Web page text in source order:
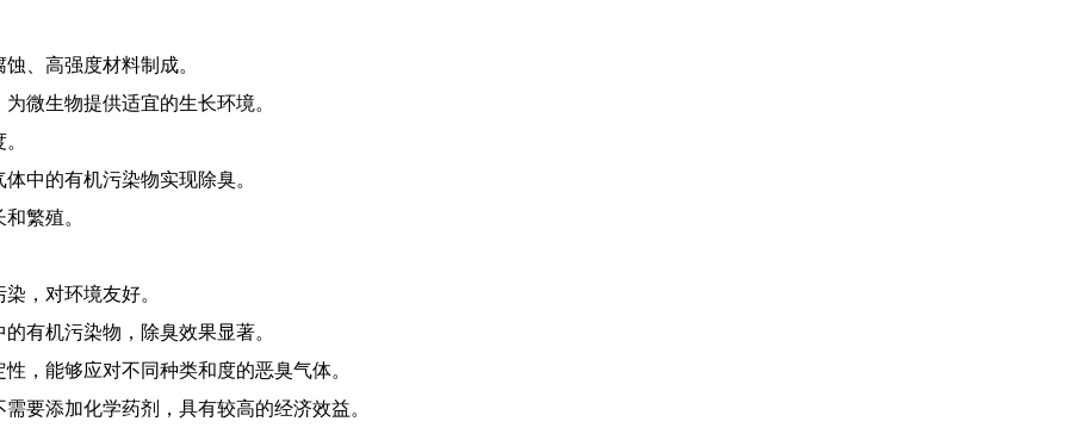
、高强度材料制成。
微生物提供适宜的生长环境。
中的有机污染物实现除臭。
繁殖。
，对环境友好。
有机污染物，除臭效果显著。
，能够应对不同种类和度的恶臭气体。
要添加化学药剂，具有较高的经济效益。